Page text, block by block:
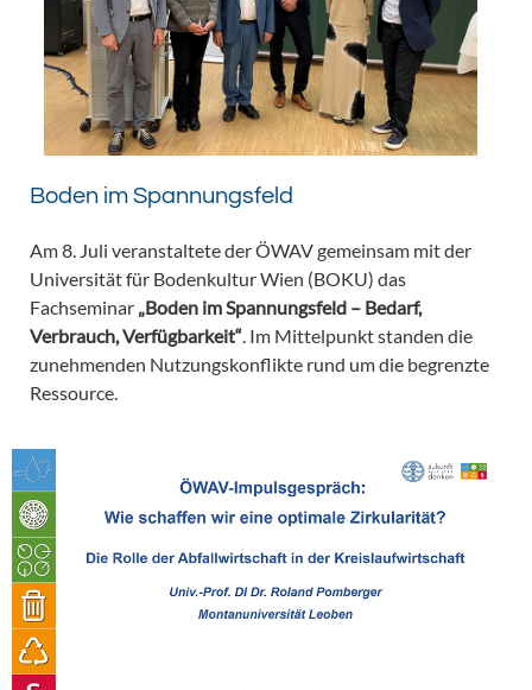
Boden im Spannungsfeld
Am 8. Juli veranstaltete der ÖWAV gemeinsam mit der
Universität für Bodenkultur Wien (BOKU) das
Fachseminar „Boden im Spannungsfeld – Bedarf,
Verbrauch, Verfügbarkeit“ . Im Mittelpunkt standen die
zunehmenden Nutzungskonflikte rund um die begrenzte
Ressource.